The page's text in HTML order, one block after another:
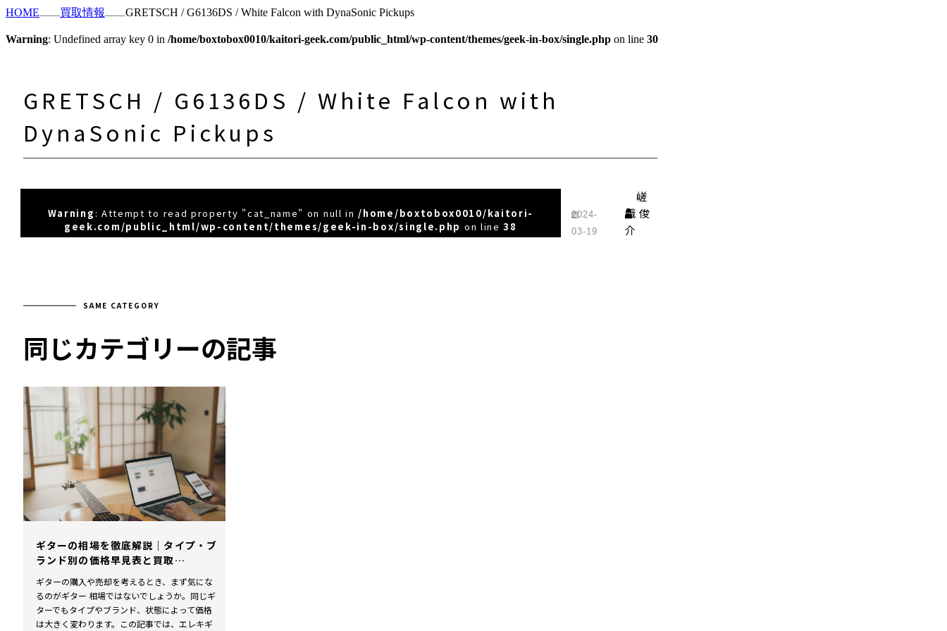
HOME 買取情報 GRETSCH / G6136DS / White Falcon with DynaSonic Pickups
Warning: Undefined array key 0 in /home/boxtobox0010/kaitori-geek.com/public_html/wp-content/themes/geek-in-box/single.php on line 30
GRETSCH / G6136DS / White Falcon with
DynaSonic Pickups
Warning : Attempt to read property "cat_name" on null in/home/boxtobox0010/kaitori-
geek.com/public_html/wp-content/themes/geek-in-box/single.php on line38
2024-
03-19
嵯
峨 俊
介
SAME CATEGORY
同じカテゴリーの記事
ギターの相場を徹底解説｜タイプ・ブ
ランド別の価格早見表と買取…
ギターの購入や売却を考えるとき、まず気にな
るのがギター 相場ではないでしょうか。同じギ
ターでもタイプやブランド、状態によって価格
は大きく変わります。この記事では、エレキギ